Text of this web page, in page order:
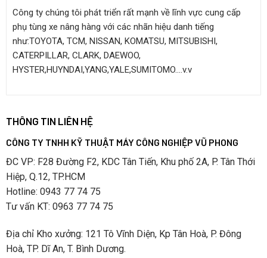
Công ty chúng tôi phát triển rất mạnh về lĩnh vực cung cấp
phụ tùng xe nâng hàng với các nhãn hiệu danh tiếng
như:TOYOTA, TCM, NISSAN, KOMATSU, MITSUBISHI,
CATERPILLAR, CLARK, DAEWOO,
HYSTER,HUYNDAI,YANG,YALE,SUMITOMO….v.v
THÔNG TIN LIÊN HỆ
CÔNG TY TNHH KỸ THUẬT MÁY CÔNG NGHIỆP VŨ PHONG
ĐC VP: F28 Đường F2, KDC Tân Tiến, Khu phố 2A, P. Tân Thới
Hiệp, Q.12, TP.HCM
Hotline: 0943 77 74 75
Tư vấn KT: 0963 77 74 75
Địa chỉ Kho xưởng: 121 Tô Vĩnh Diện, Kp Tân Hoà, P. Đông
Hoà, TP. Dĩ An, T. Bình Dương.